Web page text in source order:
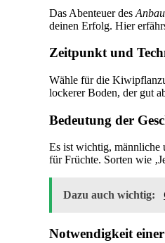
Das Abenteuer des
deinen Erfolg. Hier
Zeitpunkt und
Wähle für die
lockerer Boden, der gut
Bedeutung der
Es ist wichtig, männliche
für Früchte. Sorten wie
Dazu auch wichtig:
Notwendigkeit